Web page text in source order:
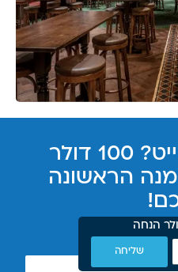
מתעניינים בשייט? 100 דולר
הראשונה
השאירו פרטים
שליחה